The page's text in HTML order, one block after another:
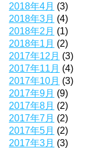
2018年4月 (3)
2018年3月 (4)
2018年2月 (1)
2018年1月 (2)
2017年12月 (3)
2017年11月 (4)
2017年10月 (3)
2017年9月 (9)
2017年8月 (2)
2017年7月 (2)
2017年5月 (2)
2017年3月 (3)